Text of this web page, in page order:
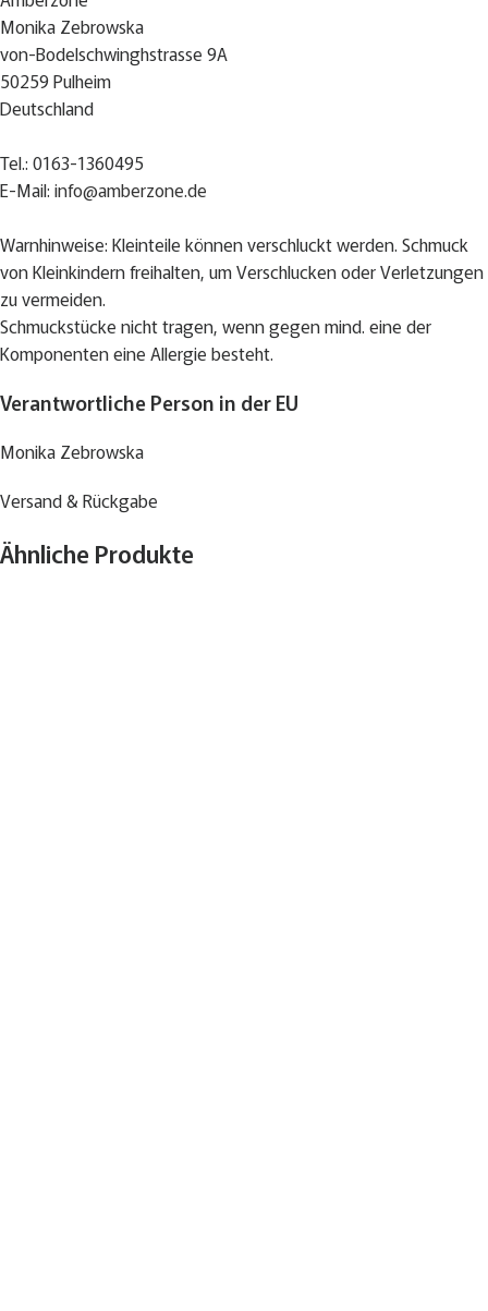
Monika Zebrowska
von-Bodelschwinghstrasse 9A
50259 Pulheim
Deutschland
Tel.: 0163-1360495
E-Mail: info@amberzone.de
Warnhinweise: Kleinteile können verschluckt werden. Schmuck
von Kleinkindern freihalten, um Verschlucken oder Verletzungen
zu vermeiden.
Schmuckstücke nicht tragen, wenn gegen mind. eine der
Komponenten eine Allergie besteht.
Verantwortliche Person in der EU
Monika Zebrowska
Versand & Rückgabe
Ähnliche Produkte